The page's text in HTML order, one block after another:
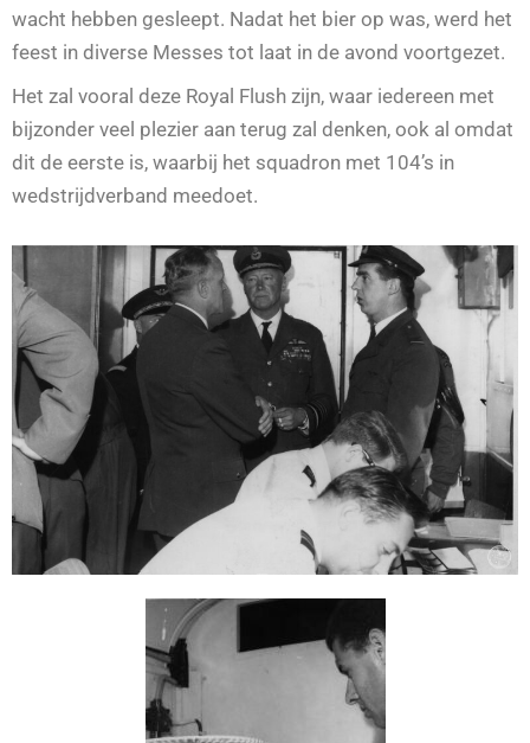
wacht hebben gesleept. Nadat het bier op was, werd het
feest in diverse Messes tot laat in de avond voortgezet.
Het zal vooral deze Royal Flush zijn, waar iedereen met
bijzonder veel plezier aan terug zal denken, ook al omdat
dit de eerste is, waarbij het squadron met 104’s in
wedstrijdverband meedoet.